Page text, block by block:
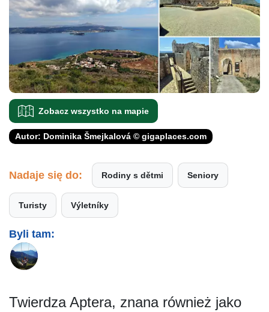
Zobacz wszystko na mapie
Autor: Dominika Šmejkalová © gigaplaces.com
Nadaje się do: Rodiny s dětmi Seniory
Turisty Výletníky
Byli tam:
Twierdza Aptera, znana również jako